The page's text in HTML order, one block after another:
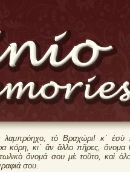
λαμπρόηχο, τὸ Βραχώρι! κ᾿ ἐσὺ
κόρη, κι᾿ ἂν ἄλλο πῆρες, ὄνομα
ὄνομά σου μὲ τοῦτο, καὶ
σου.